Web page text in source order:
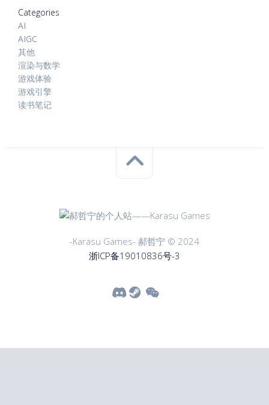
Categories
AI
AIGC
其他
渲染与数学
游戏体验
游戏引擎
读书笔记
-Karasu Games- 郝哲宁 © 2024
浙ICP备19010836号-3